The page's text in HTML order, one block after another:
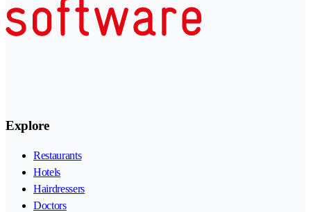
Explore
Restaurants
Hotels
Hairdressers
Doctors